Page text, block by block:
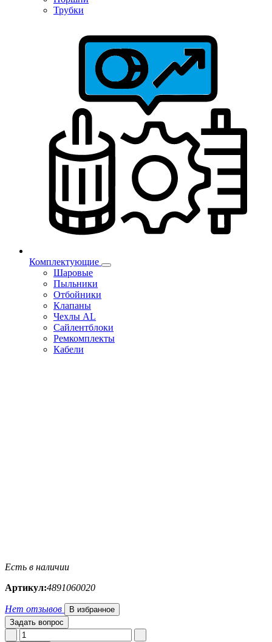
Трубки
Комплектующие
Шаровые
Пыльники
Отбойники
Клапаны
Чехлы AL
Сайлентблоки
Ремкомплекты
Кабели
Есть в наличии
Артикул:4891060020
Нет отзывов
В избранное
Задать вопрос